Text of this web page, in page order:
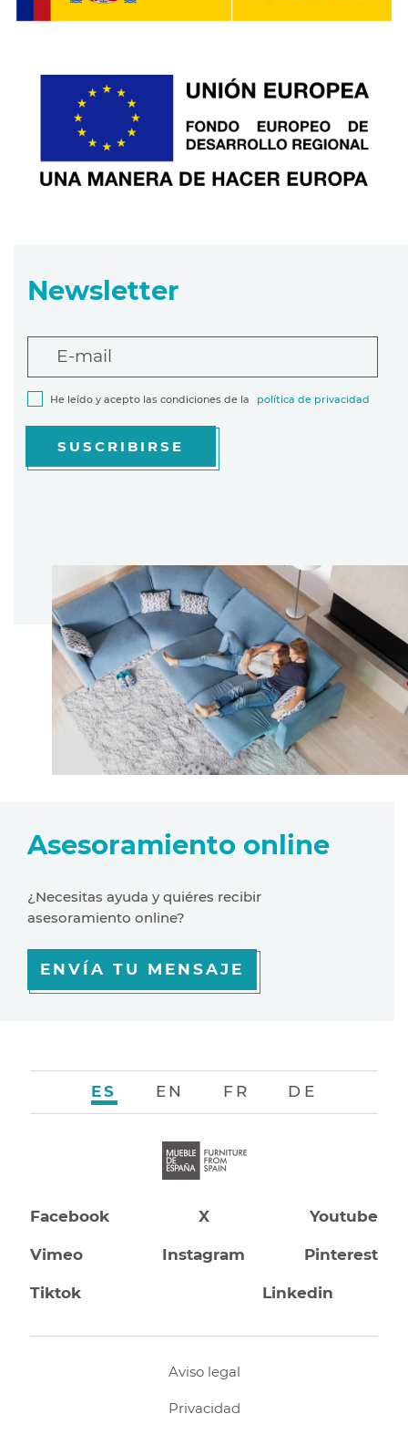
Newsletter
E-mail
He leído y acepto las condiciones de la política de privacidad
SUSCRIBIRSE
Asesoramiento online
¿Necesitas ayuda y quiéres recibir
asesoramiento online?
ENVÍA TU MENSAJE
Facebook X Youtube
Vimeo Instagram Pinterest
Tiktok Linkedin
ES EN FR DE
Aviso legal
Privacidad